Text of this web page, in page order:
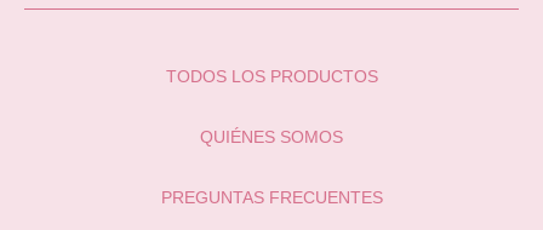
TODOS LOS PRODUCTOS
QUIÉNES SOMOS
PREGUNTAS FRECUENTES